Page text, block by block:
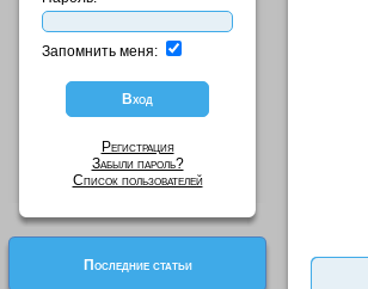
Запомнить меня:
Регистрация
Забыли пароль?
Список пользователей
Последние статьи